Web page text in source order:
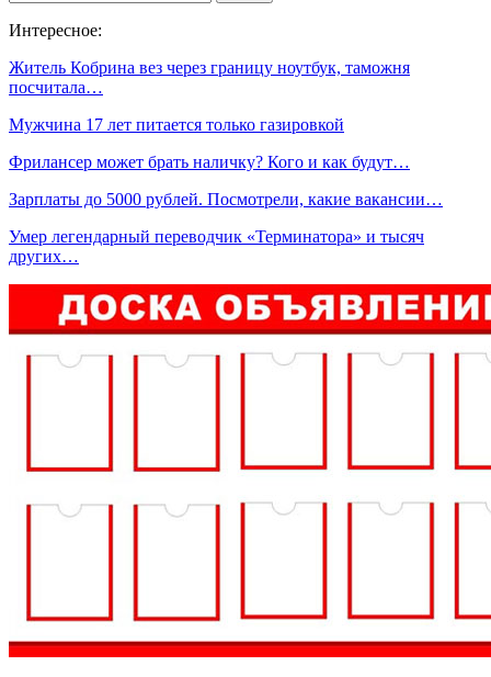
Интересное:
Житель Кобрина вез через границу ноутбук, таможня
посчитала…
Мужчина 17 лет питается только газировкой
Фрилансер может брать наличку? Кого и как будут…
Зарплаты до 5000 рублей. Посмотрели, какие вакансии…
Умер легендарный переводчик «Терминатора» и тысяч
других…